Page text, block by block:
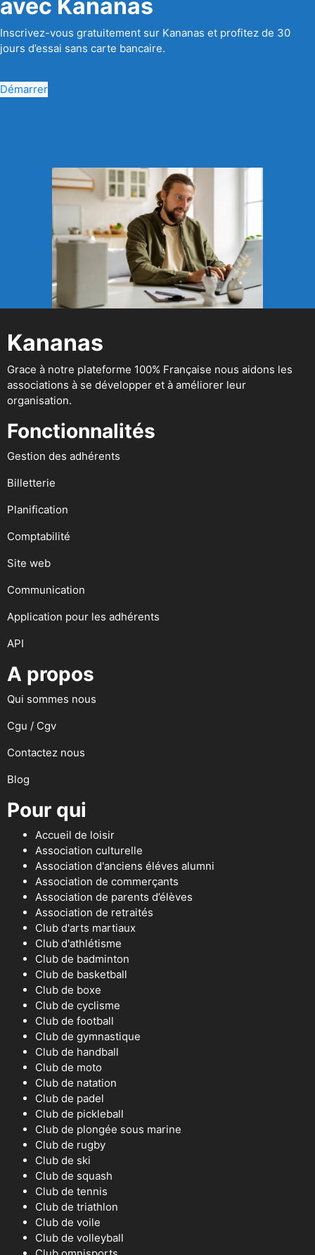
avec Kananas
Inscrivez-vous gratuitement sur Kananas et profitez de 30
jours d’essai sans carte bancaire.
Démarrer
Kananas
Grace à notre plateforme 100% Française nous aidons les
associations à se développer et à améliorer leur
organisation.
Fonctionnalités
Gestion des adhérents
Billetterie
Planification
Comptabilité
Site web
Communication
Application pour les adhérents
API
A propos
Qui sommes nous
Cgu / Cgv
Contactez nous
Blog
Pour qui
Accueil de loisir
Association culturelle
Association d'anciens éléves alumni
Association de commerçants
Association de parents d’élèves
Association de retraités
Club d'arts martiaux
Club d'athlétisme
Club de badminton
Club de basketball
Club de boxe
Club de cyclisme
Club de football
Club de gymnastique
Club de handball
Club de moto
Club de natation
Club de padel
Club de pickleball
Club de plongée sous marine
Club de rugby
Club de ski
Club de squash
Club de tennis
Club de triathlon
Club de voile
Club de volleyball